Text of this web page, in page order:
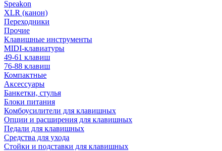
Speakon
XLR (канон)
Переходники
Прочие
Клавишные инструменты
MIDI-клавиатуры
49-61 клавиш
76-88 клавиш
Компактные
Аксессуары
Банкетки, стулья
Блоки питания
Комбоусилители для клавишных
Опции и расширения для клавишных
Педали для клавишных
Средства для ухода
Стойки и подставки для клавишных